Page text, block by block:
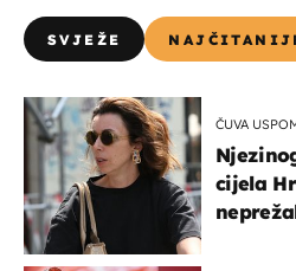
SVJEŽE
ČUVA
cijela